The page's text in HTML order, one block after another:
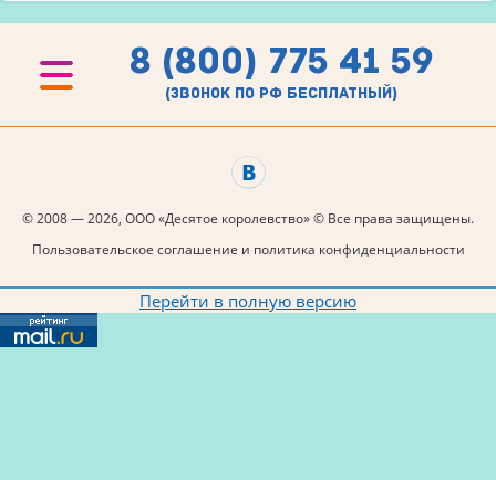
8 (800) 775 41 59
(звонок по рф бесплатный)
© 2008 — 2026, ООО «Десятое королевство» © Все права защищены.
Пользовательское соглашение и политика конфиденциальности
Перейти в полную версию